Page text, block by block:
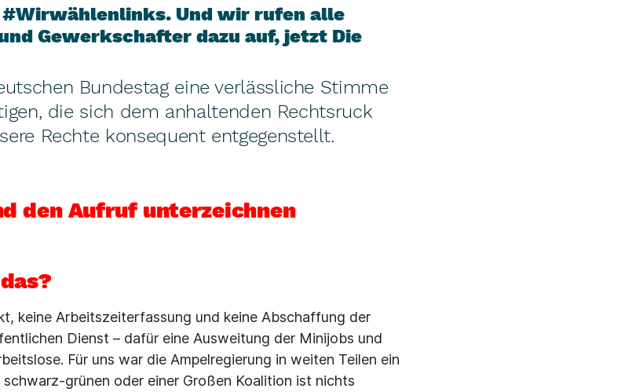
#Wirwählenlinks. Und wir rufen alle
Gewerkschafter dazu auf, jetzt Die
Bundestag eine verlässliche Stimme
die sich dem anhaltenden Rechtsruck
Rechte konsequent entgegenstellt.
den Aufruf unterzeichnen
keine Arbeitszeiterfassung und keine Abschaffung der
Dienst – dafür eine Ausweitung der Minijobs und
Für uns war die Ampelregierung in weiten Teilen ein
grünen oder einer Großen Koalition ist nichts